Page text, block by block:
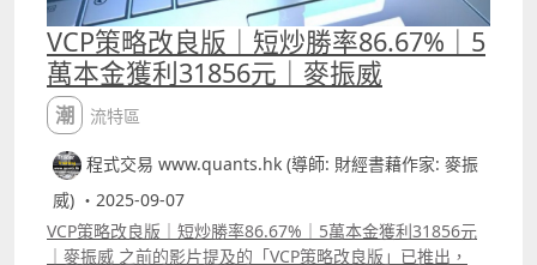
D%96%E7%95%A5%E6%94%B9%E8%89%AF%E7%89%8
8 11 Oops 策略改良版 Backtest Report
httpswww.tradingview.comscriptIUFJuLLQOops%E7%A
D%96%E7%95%A5%E6%94%B9%E8%89%AF%E7%89%8
8%E7%BE%8E%E6%9C%9F%E7%89%88
httpsyoutu.beEwZJ6jdhpXssi=pWqnY7By89I9_pYl
Backtest Report
httpswww.tradingview.comscriptjAmLZsVY%E7%91%9E
%E5%85%B8%E4%BA%A4%E6%98%93%E5%93%A1Kris
tjanKullamagi%E4%BA%A4%E6%98%93%E7%AD%96%
E7%95%A5 7專炒UVIX策略 YouTube介紹影片
httpsyoutu.beeNf96DNwFMEsi=16blJAt42R51UySt
Backtest Report
httpswww.tradingview.comscriptdf1YGeTT%E5%B0%88
%E7%82%92UVIX%E7%AD%96%E7%95%A5 8 線性回歸
POC是否比上日高低外，也要比較「變化幅度」及「變化速
度」等。
VCP策略改良版｜短炒勝率86.67%｜5
萬本金獲利31856元｜麥振威
潮流特區
程式交易 www.quants.hk (導師: 財經書藉作家: 麥振
威) ・2025-09-07
VCP策略改良版｜短炒勝率86.67%｜5萬本金獲利31856元
｜麥振威 之前的影片提及的「VCP策略改良版」已推出，